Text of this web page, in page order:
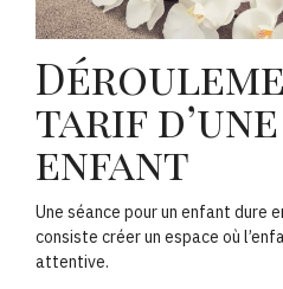
tarif
enfant
Une séance pour un enfant dure
consiste créer un espace où
attentive.